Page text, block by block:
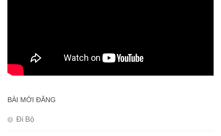
BÀI MỚI ĐĂNG
Đi Bộ